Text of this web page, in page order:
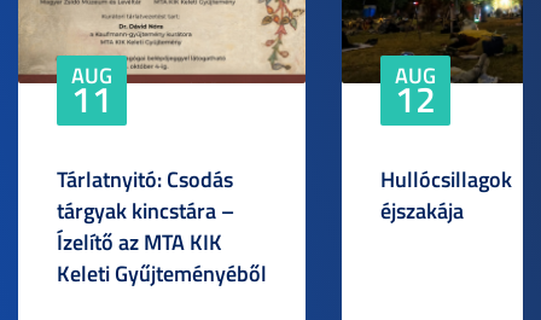
AUG
11
Tárlatnyitó: Csodás
tárgyak kincstára –
Ízelítő az MTA KIK
Keleti Gyűjteményéből
AUG
12
Hullócsillagok
éjszakája